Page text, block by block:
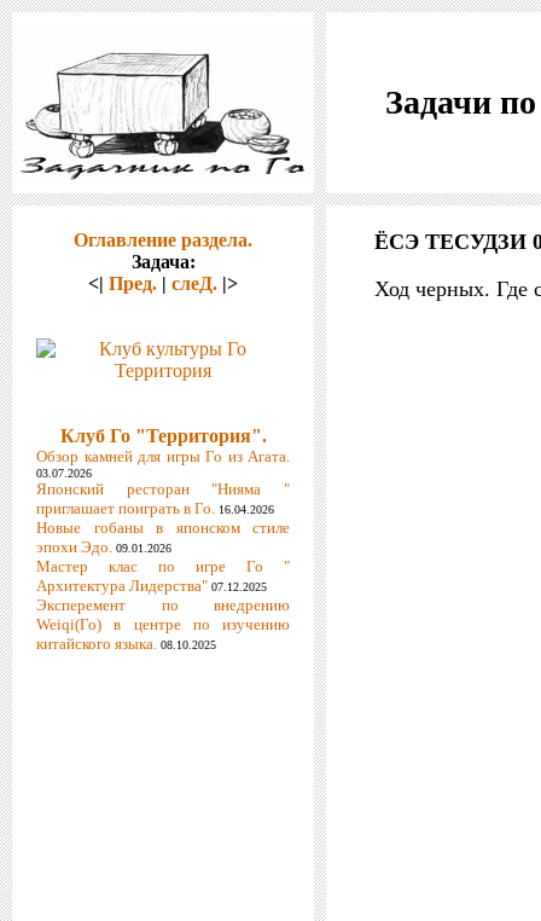
Задачи
Оглавление раздела.
Задача:
<| Пред. | слеД. |>
Клуб Го "Территория".
Обзор камней для игры Го из Агата.
03.07.2026
Японский ресторан "Нияма "
приглашает поиграть в Го. 16.04.2026
Новые гобаны в японском стиле
эпохи Эдо. 09.01.2026
Мастер клас по игре Го "
Архитектура Лидерства" 07.12.2025
Эксперемент по внедрению
Weiqi(Го) в центре по изучению
китайского языка. 08.10.2025
ЁСЭ ТЕСУДЗИ
Ход черных. Где